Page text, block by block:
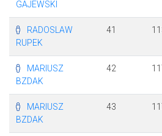
GAJEWSKI
RADOSLAW
RUPEK
41
MARIUSZ
BZDAK
42
MARIUSZ
BZDAK
43